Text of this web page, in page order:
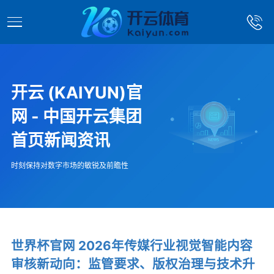
开云 (KAIYUN)官
网 - 中国开云集团
首页新闻资讯
时刻保持对数字市场的敏锐及前瞻性
世界杯官网 2026年传媒行业视觉智能内容
审核新动向：监管要求、版权治理与技术升